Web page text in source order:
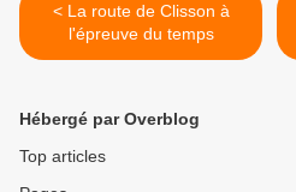
< La route de Clisson à
l'épreuve du temps
Hébergé par Overblog
Top articles